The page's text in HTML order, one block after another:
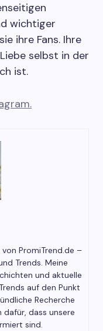
wichtiger
ihre Fans. Ihre
selbst in der
ist.
PromiTrend.de –
Trends. Meine
und aktuelle
auf den Punkt
Recherche
dass unsere
sind.